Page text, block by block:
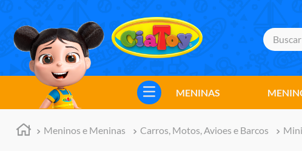
Buscar
MENINAS
Meninos e Meninas Carros, Motos, Avioes e Barcos
TERMOS MAIS BUSCADOS
meninos
marvel legends
barbie